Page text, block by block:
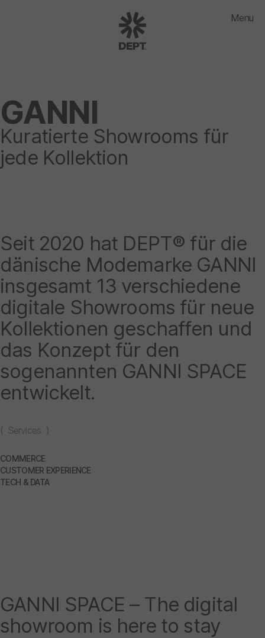
Menu
GANNI
Kuratierte Showrooms für
jede Kollektion
( Services )
COMMERCE
CUSTOMER EXPERIENCE
TECH & DATA
Seit 2020 hat DEPT® für die
dänische Modemarke GANNI
insgesamt 13 verschiedene
digitale Showrooms für neue
Kollektionen geschaffen und
das Konzept für den
sogenannten GANNI SPACE
entwickelt.
GANNI SPACE – The digital
showroom is here to stay